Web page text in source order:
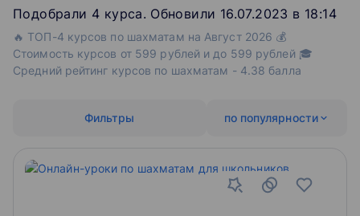
Подобрали 4 курса. Обновили 16.07.2023 в 18:14
🔥 ТОП-4 курсов по шахматам на Август 2026 💰
Стоимость курсов от 599 рублей и до 599 рублей 🎓
Средний рейтинг курсов по шахматам - 4.38 балла
по популярности
Фильтры